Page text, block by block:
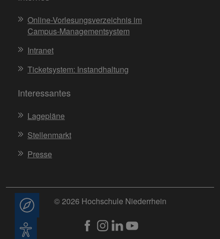
Online-Vorlesungsverzeichnis im
Campus-Managementsystem
Intranet
Ticketsystem: Instandhaltung
Interessantes
Lagepläne
Stellenmarkt
Presse
© 2026 Hochschule Niederrhein
Beratung
Barrierefreiheit